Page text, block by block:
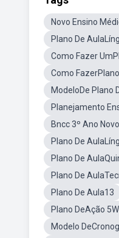
Novo Ensino
Plano De
Como Fazer
Como
ModeloDe Plano
Planejamento
Bncc 3º Ano
Plano De
Plano De
Plano De
Plano De Aula13
Plano DeAção
Modelo